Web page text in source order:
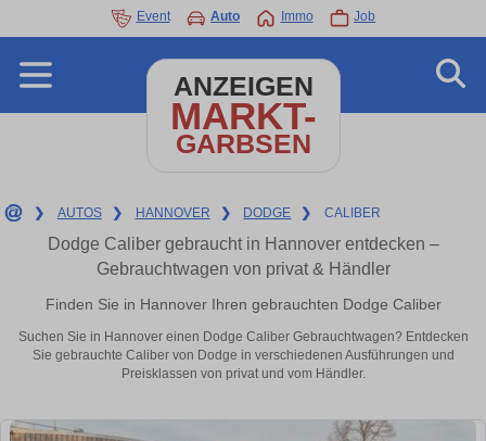
Event Auto Immo Job
ANZEIGEN
MARKT-
GARBSEN
❯ AUTOS ❯ HANNOVER ❯ DODGE ❯ CALIBER
Dodge Caliber gebraucht in Hannover entdecken –
Gebrauchtwagen von privat & Händler
Finden Sie in Hannover Ihren gebrauchten Dodge Caliber
Suchen Sie in Hannover einen Dodge Caliber Gebrauchtwagen? Entdecken
Sie gebrauchte Caliber von Dodge in verschiedenen Ausführungen und
Preisklassen von privat und vom Händler.